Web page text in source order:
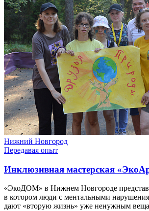
Нижний Новгород
Передавая опыт
Инклюзивная мастерская
«ЭкоДОМ» в Нижнем Новгороде
в котором люди с ментальными
дают «вторую жизнь» уже ненужным